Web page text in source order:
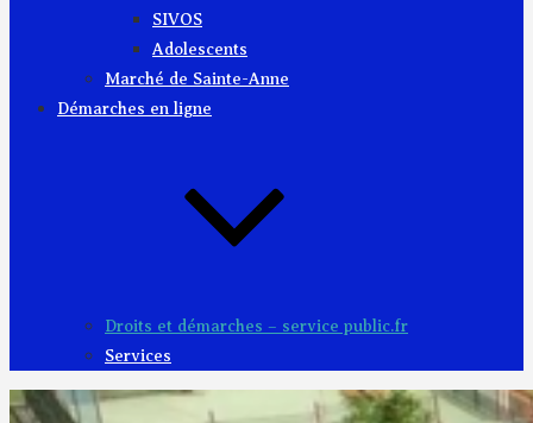
SIVOS
Adolescents
Marché de Sainte-Anne
Démarches en ligne
Droits et démarches – service public.fr
Services